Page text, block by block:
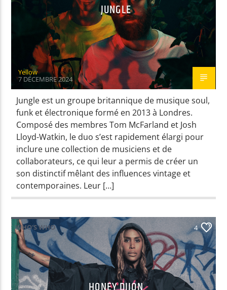
JUNGLE
Yellow
7 DÉCEMBRE 2024
Jungle est un groupe britannique de musique soul,
funk et électronique formé en 2013 à Londres.
Composé des membres Tom McFarland et Josh
Lloyd-Watkin, le duo s’est rapidement élargi pour
inclure une collection de musiciens et de
collaborateurs, ce qui leur a permis de créer un
son distinctif mêlant des influences vintage et
contemporaines. Leur […]
WHO'S WHO 4